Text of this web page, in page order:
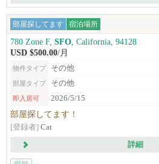
部屋探してます 宿泊場所
780 Zone F, SFO , California, 94128
USD $500.00/月
物件タイプ その他
部屋タイプ その他
即入居可 2026/5/15
部屋探してます！
[登録者] Cat
詳細